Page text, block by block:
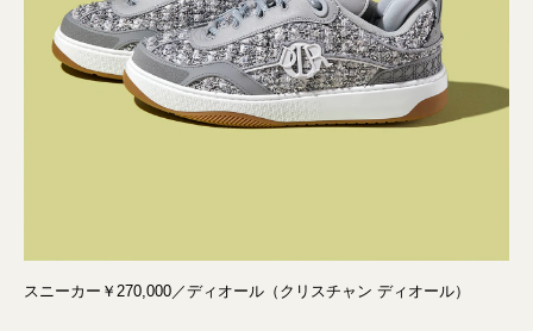
スニーカー￥270,000／ディオール（クリスチャン ディオール）